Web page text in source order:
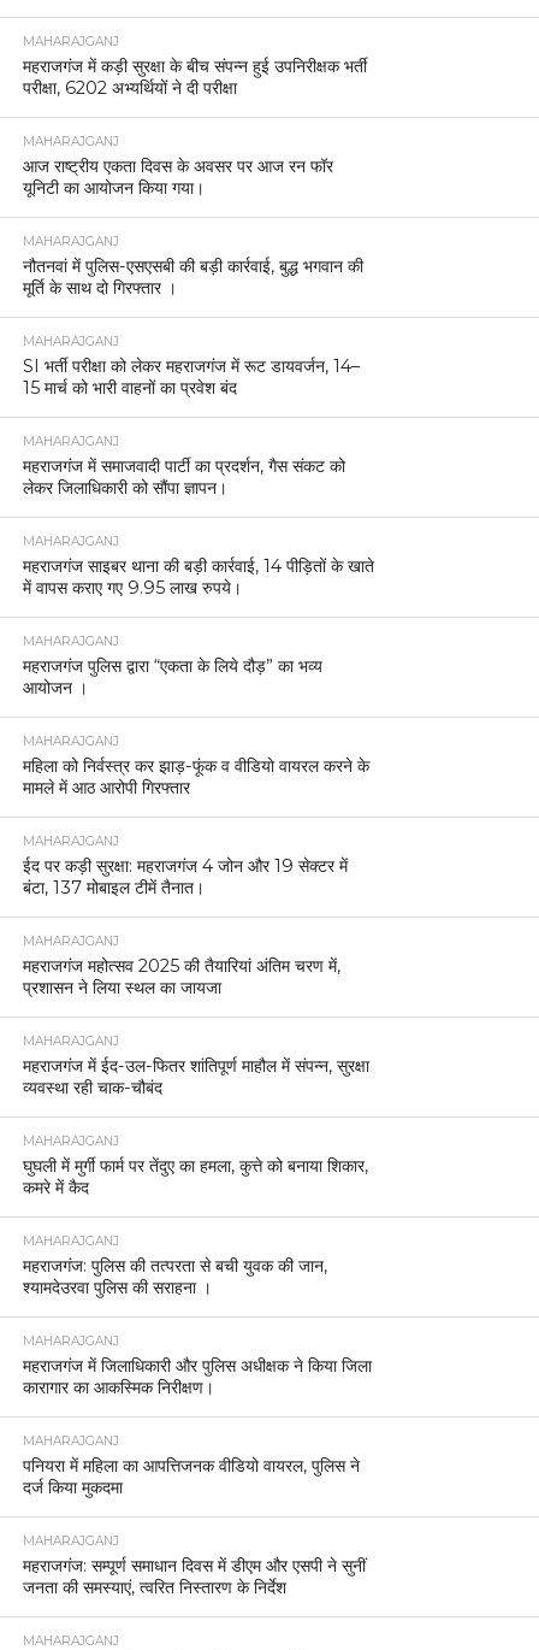
MAHARAJGANJ
महराजगंज में कड़ी सुरक्षा के बीच संपन्न हुई उपनिरीक्षक भर्ती
परीक्षा, 6202 अभ्यर्थियों ने दी परीक्षा
MAHARAJGANJ
आज राष्ट्रीय एकता दिवस के अवसर पर आज रन फॉर
यूनिटी का आयोजन किया गया।
MAHARAJGANJ
नौतनवां में पुलिस-एसएसबी की बड़ी कार्रवाई, बुद्ध भगवान की
मूर्ति के साथ दो गिरफ्तार ।
MAHARAJGANJ
SI भर्ती परीक्षा को लेकर महराजगंज में रूट डायवर्जन, 14–
15 मार्च को भारी वाहनों का प्रवेश बंद
MAHARAJGANJ
महराजगंज में समाजवादी पार्टी का प्रदर्शन, गैस संकट को
लेकर जिलाधिकारी को सौंपा ज्ञापन।
MAHARAJGANJ
महराजगंज साइबर थाना की बड़ी कार्रवाई, 14 पीड़ितों के खाते
में वापस कराए गए 9.95 लाख रुपये।
MAHARAJGANJ
महराजगंज पुलिस द्वारा “एकता के लिये दौड़” का भव्य
आयोजन ।
MAHARAJGANJ
महिला को निर्वस्त्र कर झाड़-फूंक व वीडियो वायरल करने के
मामले में आठ आरोपी गिरफ्तार
MAHARAJGANJ
ईद पर कड़ी सुरक्षा: महराजगंज 4 जोन और 19 सेक्टर में
बंटा, 137 मोबाइल टीमें तैनात।
MAHARAJGANJ
महराजगंज महोत्सव 2025 की तैयारियां अंतिम चरण में,
प्रशासन ने लिया स्थल का जायजा
MAHARAJGANJ
महराजगंज में ईद-उल-फितर शांतिपूर्ण माहौल में संपन्न, सुरक्षा
व्यवस्था रही चाक-चौबंद
MAHARAJGANJ
घुघली में मुर्गी फार्म पर तेंदुए का हमला, कुत्ते को बनाया शिकार,
कमरे में कैद
MAHARAJGANJ
महराजगंज: पुलिस की तत्परता से बची युवक की जान,
श्यामदेउरवा पुलिस की सराहना ।
MAHARAJGANJ
महराजगंज में जिलाधिकारी और पुलिस अधीक्षक ने किया जिला
कारागार का आकस्मिक निरीक्षण।
MAHARAJGANJ
पनियरा में महिला का आपत्तिजनक वीडियो वायरल, पुलिस ने
दर्ज किया मुकदमा
MAHARAJGANJ
महराजगंज: सम्पूर्ण समाधान दिवस में डीएम और एसपी ने सुनीं
जनता की समस्याएं, त्वरित निस्तारण के निर्देश
MAHARAJGANJ